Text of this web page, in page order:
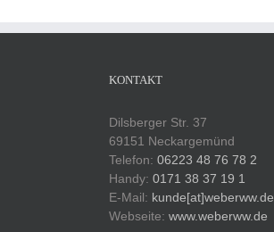
KONTAKT
Dilsberger Str. 37
69151 Neckargemünd
Telefon: 06223 48 76 78 2
Handy: 0171 38 37 19 1
E-Mail: kunde[at]weberww.de
Webseite: www.weberww.de